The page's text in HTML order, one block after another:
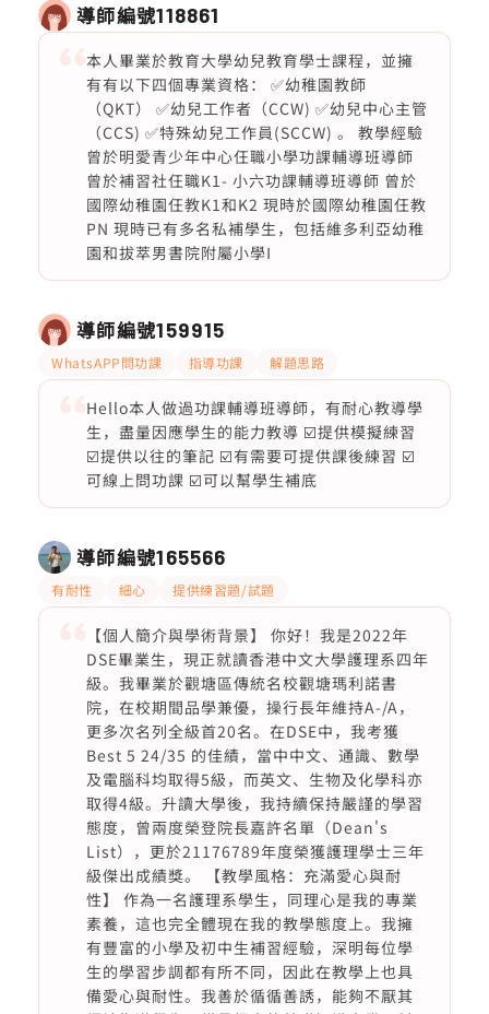
導師編號118861
本人畢業於教育大學幼兒教育學士課程，並擁
有有以下四個專業資格： ✅幼稚園教師
（QKT） ✅幼兒工作者（CCW) ✅幼兒中心主管
（CCS) ✅特殊幼兒工作員(SCCW) 。 教學經驗
曾於明愛青少年中心仼職小學功課輔導班導師
曾於補習社仼職K1- 小六功課輔導班導師 曾於
國際幼稚園仼教K1和K2 現時於國際幼稚園仼教
PN 現時已有多名私補學生，包括維多利亞幼稚
園和拔萃男書院附屬小學I
導師編號159915
WhatsAPP問功課 指導功課 解題思路
Hello本人做過功課輔導班導師，有耐心教導學
生，盡量因應學生的能力教導 ☑️提供模擬練習
☑️提供以往的筆記 ☑️有需要可提供課後練習 ☑️
可線上問功課 ☑️可以幫學生補底
導師編號165566
有耐性 細心 提供練習題/試題
【個人簡介與學術背景】 你好！我是2022年
DSE畢業生，現正就讀香港中文大學護理系四年
級。我畢業於觀塘區傳統名校觀塘瑪利諾書
院，在校期間品學兼優，操行長年維持A-/A，
更多次名列全級首20名。在DSE中，我考獲
Best 5 24/35 的佳績，當中中文、通識、數學
及電腦科均取得5級，而英文、生物及化學科亦
取得4級。升讀大學後，我持續保持嚴謹的學習
態度，曾兩度榮登院長嘉許名單（Dean's
List），更於21176789年度榮獲護理學士三年
級傑出成績獎。 【教學風格：充滿愛心與耐
性】 作為一名護理系學生，同理心是我的專業
素養，這也完全體現在我的教學態度上。我擁
有豐富的小學及初中生補習經驗，深明每位學
生的學習步調都有所不同，因此在教學上也具
備愛心與耐性。我善於循循善誘，能夠不厭其